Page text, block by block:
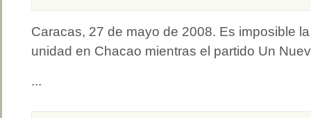
Caracas, 27 de mayo de 2008. Es imposible la
unidad en Chacao mientras el partido Un
...